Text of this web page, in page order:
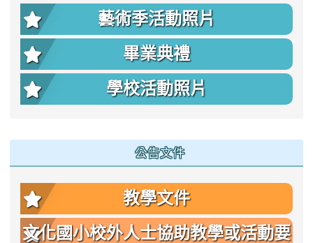
藝術季活動照片
畢業典禮
學校活動照片
公告文件
教學文件
文化國小校外人士協助教學或活動要